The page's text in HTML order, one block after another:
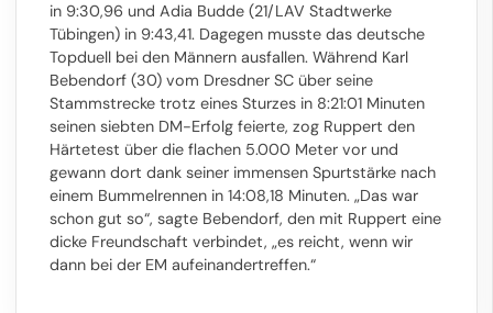
in 9:30,96 und Adia Budde (21/LAV Stadtwerke
Tübingen) in 9:43,41. Dagegen musste das deutsche
Topduell bei den Männern ausfallen. Während Karl
Bebendorf (30) vom Dresdner SC über seine
Stammstrecke trotz eines Sturzes in 8:21:01 Minuten
seinen siebten DM-Erfolg feierte, zog Ruppert den
Härtetest über die flachen 5.000 Meter vor und
gewann dort dank seiner immensen Spurtstärke nach
einem Bummelrennen in 14:08,18 Minuten. „Das war
schon gut so“, sagte Bebendorf, den mit Ruppert eine
dicke Freundschaft verbindet, „es reicht, wenn wir
dann bei der EM aufeinandertreffen.“